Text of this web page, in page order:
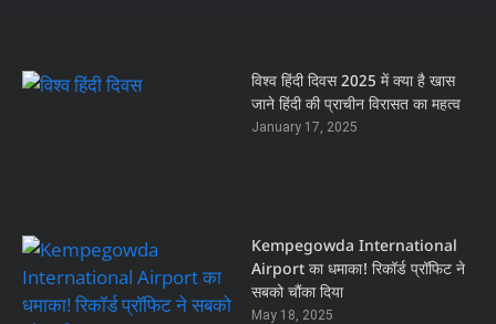
विश्व हिंदी दिवस 2025 में क्या है खास
जाने हिंदी की प्राचीन विरासत का महत्व
January 17, 2025
Kempegowda International
Airport का धमाका! रिकॉर्ड प्रॉफिट ने
सबको चौंका दिया
May 18, 2025